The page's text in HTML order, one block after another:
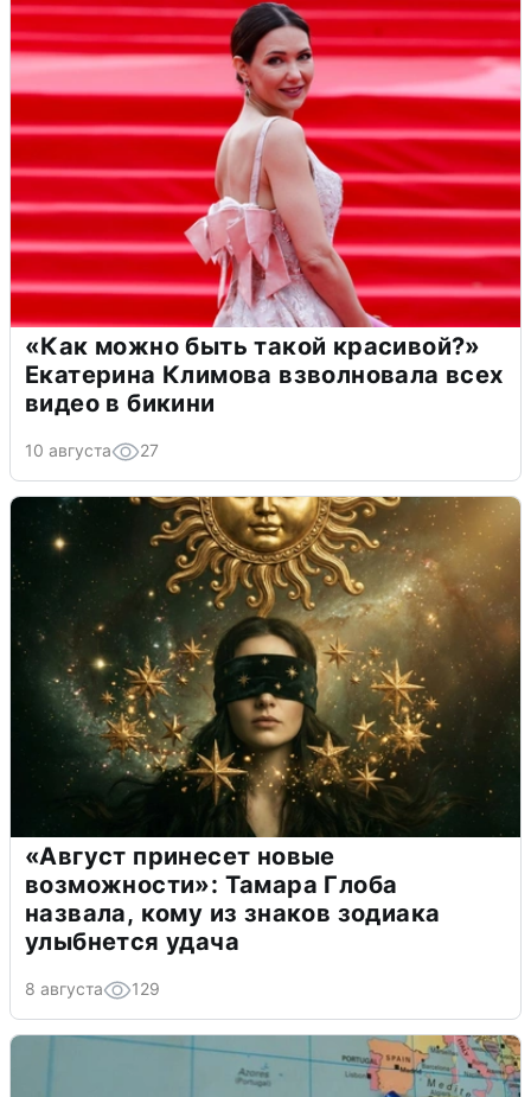
«Как можно быть такой красивой?»
Екатерина Климова взволновала всех
видео в бикини
10 августа 27
«Август принесет новые
возможности»: Тамара Глоба
назвала, кому из знаков зодиака
улыбнется удача
8 августа 129